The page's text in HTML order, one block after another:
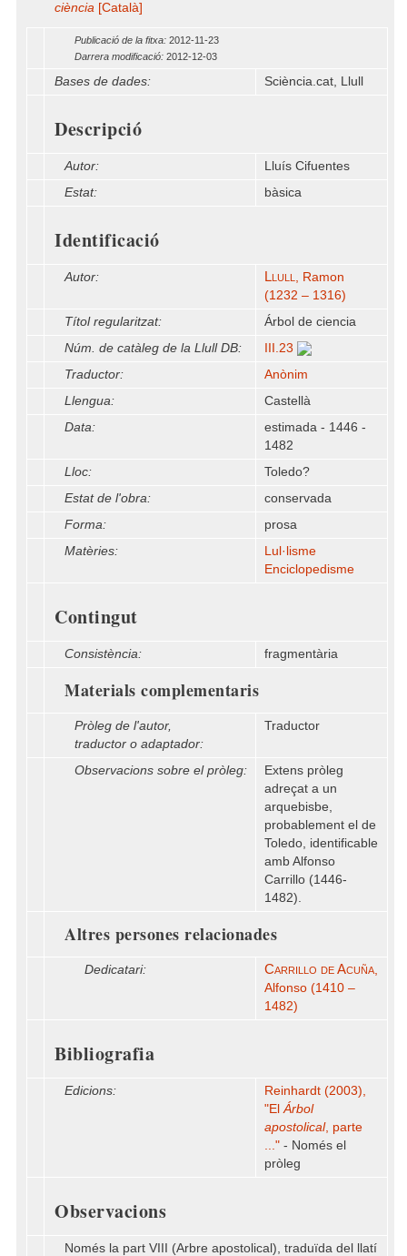
ciència [Català]
Publicació de la fitxa: 2012-11-23
Darrera modificació: 2012-12-03
Bases de dades: Sciència.cat, Llull
Descripció
Autor:
Lluís Cifuentes
Estat:
bàsica
Identificació
Autor: Llull , Ramon
(1232 – 1316)
Títol regularitzat:
Árbol de ciencia
Núm. de catàleg de la Llull DB:
III.23
Traductor:
Anònim
Llengua:
Castellà
Data:
estimada - 1446 -
1482
Lloc:
Toledo?
Estat de l'obra:
conservada
Forma:
prosa
Matèries:
Lul·lisme
Enciclopedisme
Contingut
Consistència: fragmentària
Materials complementaris
Pròleg de l'autor,
traductor o adaptador:
Traductor
Observacions sobre el pròleg:
Extens pròleg
adreçat a un
arquebisbe,
probablement el de
Toledo, identificable
amb Alfonso
Carrillo (1446-
1482).
Altres persones relacionades
Dedicatari: Carrillo de Acuña,
Alfonso (1410 –
1482)
Bibliografia
Edicions:
Reinhardt (2003),
"ElÁrbol
apostolical, parte
..." - Només el
pròleg
Observacions
Només la part VIII (Arbre apostolical), traduïda del llatí